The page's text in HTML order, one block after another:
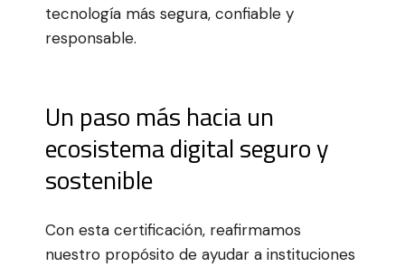
tecnología más segura, confiable y
responsable.
Un paso más hacia un
ecosistema digital seguro y
sostenible
Con esta certificación, reafirmamos
nuestro propósito de ayudar a instituciones